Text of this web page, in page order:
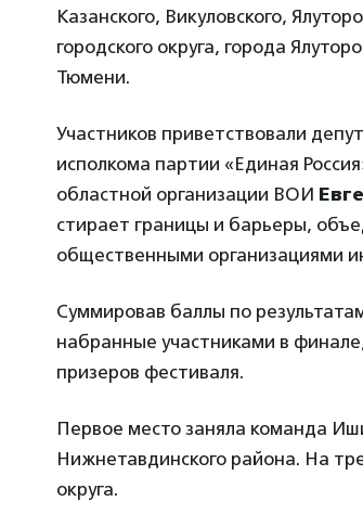
Казанского, Викуловского,
городского округа, города
Тюмени.
Участников приветствовали
исполкома партии «Единая
областной организации ВОИ
стирает границы и барьеры,
общественными организациями
Суммировав баллы по
набранные участниками в
призеров фестиваля.
Первое место заняла команда
Нижнетавдинского района. На
округа.